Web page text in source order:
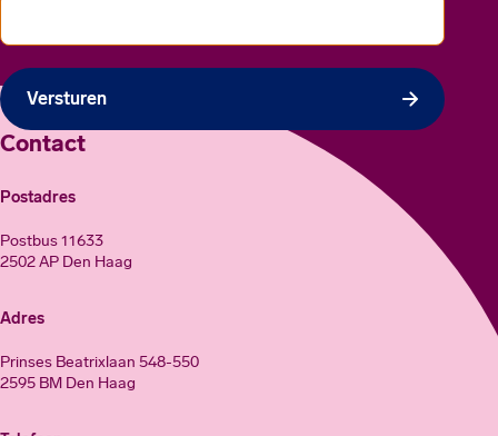
Contact
Postadres
Postbus 11633
2502 AP Den Haag
Adres
Prinses Beatrixlaan 548-550
2595 BM Den Haag
Versturen